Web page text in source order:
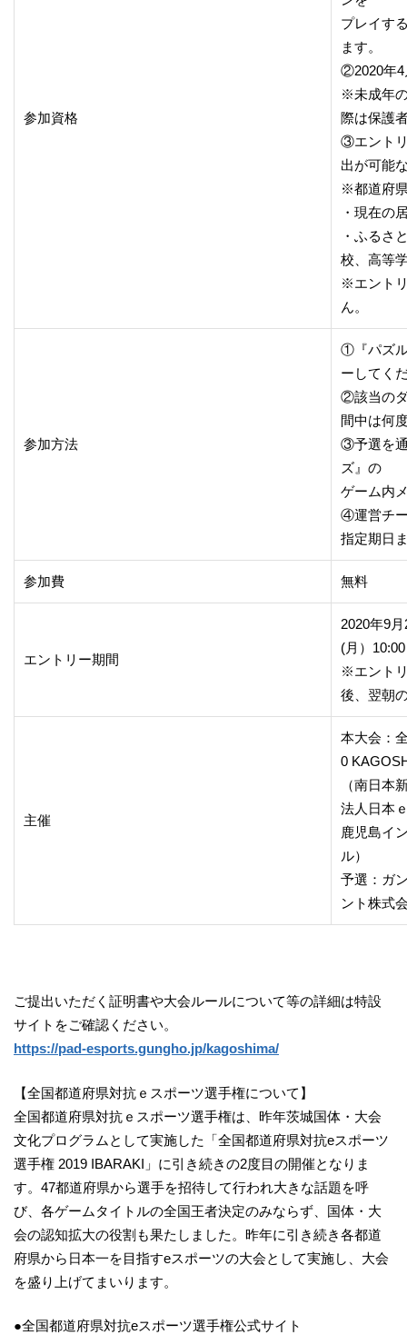
参加資格
プレイす
ます。
②2020年4
※未成年
際は保護
③エント
出が可能
※都道府
・現在の
・ふるさ
校、高等
※エント
ん。
参加方法
①『パズ
ーしてく
②該当の
間中は何
③予選を
ズ』の
ゲーム内
④運営チ
指定期日
参加費 無料
エントリー期間
2020年9
(月）10:00
※エント
後、翌朝
主催
本大会：
0
（南日本
法人日本
鹿児島イ
ル）
予選：ガ
ント株式
ご提出いただく証明書や大会ルールについて等の詳細は特設
サイトをご確認ください。
https://pad-esports.gungho.jp/kagoshima/
【全国都道府県対抗ｅスポーツ選手権について】
全国都道府県対抗ｅスポーツ選手権は、昨年茨城国体・大会
文化プログラムとして実施した「全国都道府県対抗eスポーツ
選手権 2019 IBARAKI」に引き続きの2度目の開催となりま
す。47都道府県から選手を招待して行われ大きな話題を呼
び、各ゲームタイトルの全国王者決定のみならず、国体・大
会の認知拡大の役割も果たしました。昨年に引き続き各都道
府県から日本一を目指すeスポーツの大会として実施し、大会
を盛り上げてまいります。
●全国都道府県対抗eスポーツ選手権公式サイト